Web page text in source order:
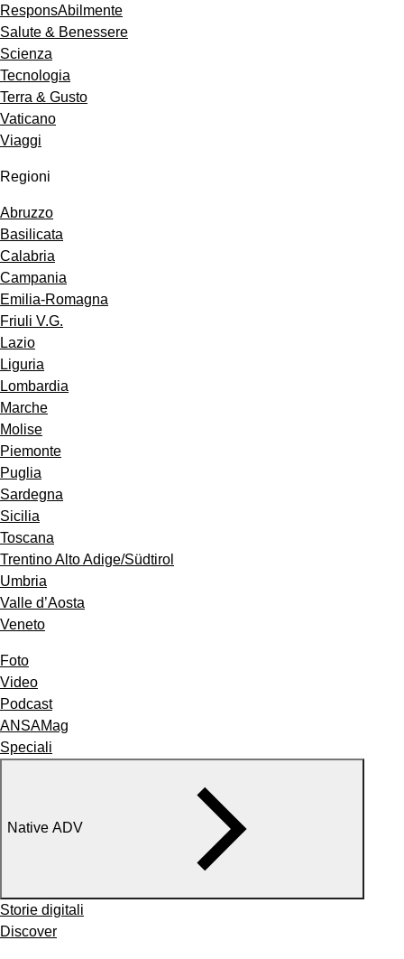
ResponsAbilmente
Salute & Benessere
Scienza
Tecnologia
Terra & Gusto
Vaticano
Viaggi
Regioni
Abruzzo
Basilicata
Calabria
Campania
Emilia-Romagna
Friuli V.G.
Lazio
Liguria
Lombardia
Marche
Molise
Piemonte
Puglia
Sardegna
Sicilia
Toscana
Trentino Alto Adige/Südtirol
Umbria
Valle d’Aosta
Veneto
Foto
Video
Podcast
ANSAMag
Speciali
Native ADV
Storie digitali
Discover